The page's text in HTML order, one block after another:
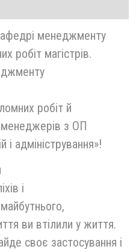
менеджменту
робіт магістрів.
робіт й
менеджерів з ОП
адміністрування»!
і
ви втілили у життя.
своє застосування і